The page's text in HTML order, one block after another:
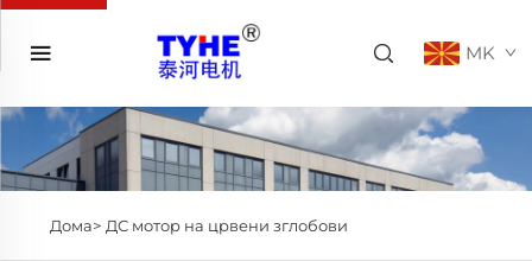
MK
Дома> ДС мотор на црвени зглобови